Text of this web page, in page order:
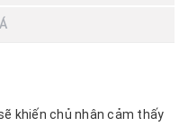
khiến chủ nhân cảm thấy